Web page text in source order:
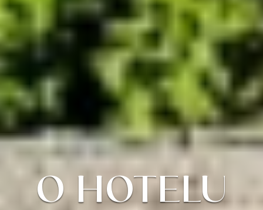
O HOTELU